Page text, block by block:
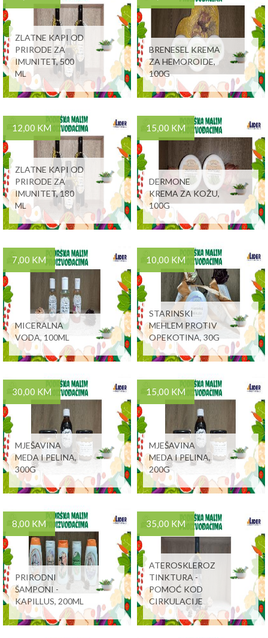
ZLATNE KAPI OD
PRIRODE ZA
IMUNITET, 500
ML
BRENESEL KREMA
ZA HEMOROIDE,
100G
12,00 KM
ZLATNE KAPI OD
PRIRODE ZA
IMUNITET, 180
ML
15,00 KM
DERMONE
KREMA ZA KOŽU,
100G
7,00 KM
MICERALNA
VODA, 100ML
10,00 KM
STARINSKI
MEHLEM PROTIV
OPEKOTINA, 30G
30,00 KM
MJEŠAVINA
MEDA I PELINA,
300G
15,00 KM
MJEŠAVINA
MEDA I PELINA,
200G
8,00 KM
PRIRODNI
ŠAMPONI -
KAPILLUS, 200ML
35,00 KM
ATEROSKLEROZ
TINKTURA -
POMOĆ KOD
CIRKULACIJE